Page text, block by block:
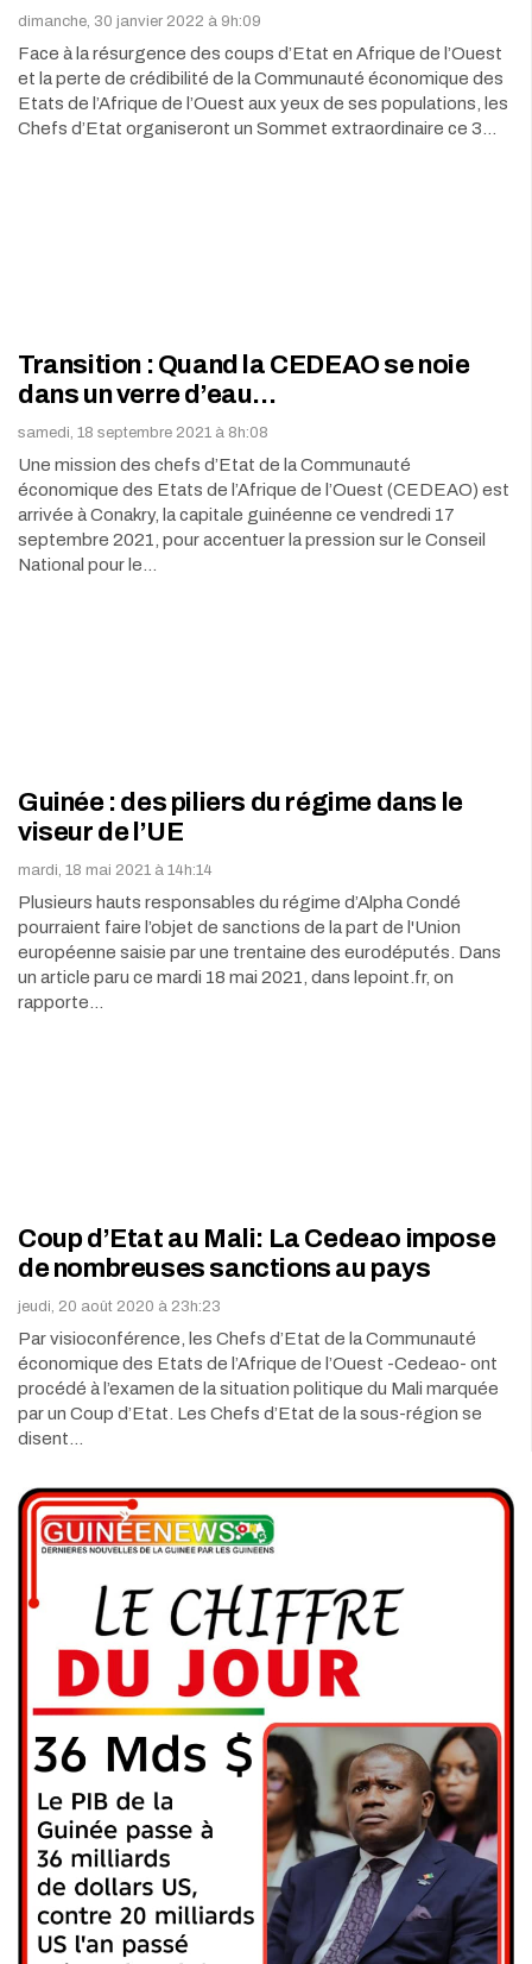
dimanche, 30 janvier 2022 à 9h:09
Face à la résurgence des coups d’Etat en Afrique de l’Ouest
et la perte de crédibilité de la Communauté économique des
Etats de l’Afrique de l’Ouest aux yeux de ses populations, les
Chefs d’Etat organiseront un Sommet extraordinaire ce 3…
Transition : Quand la CEDEAO se noie
dans un verre d’eau…
samedi, 18 septembre 2021 à 8h:08
Une mission des chefs d’Etat de la Communauté
économique des Etats de l’Afrique de l’Ouest (CEDEAO) est
arrivée à Conakry, la capitale guinéenne ce vendredi 17
septembre 2021, pour accentuer la pression sur le Conseil
National pour le…
Guinée : des piliers du régime dans le
viseur de l’UE
mardi, 18 mai 2021 à 14h:14
Plusieurs hauts responsables du régime d’Alpha Condé
pourraient faire l’objet de sanctions de la part de l'Union
européenne saisie par une trentaine des eurodéputés. Dans
un article paru ce mardi 18 mai 2021, dans lepoint.fr, on
rapporte…
Coup d’Etat au Mali: La Cedeao impose
de nombreuses sanctions au pays
jeudi, 20 août 2020 à 23h:23
Par visioconférence, les Chefs d’Etat de la Communauté
économique des Etats de l’Afrique de l’Ouest -Cedeao- ont
procédé à l’examen de la situation politique du Mali marquée
par un Coup d’Etat. Les Chefs d’Etat de la sous-région se
disent…